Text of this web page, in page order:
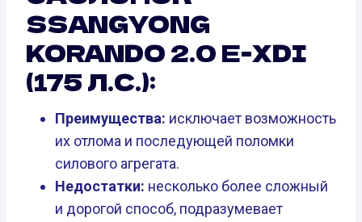
SSANGYONG
KORANDO 2.0 E-XDI
(175 Л.С.):
Преимущества: исключает возможность
их отлома и последующей поломки
силового агрегата.
Недостатки: несколько более сложный
и дорогой способ, подразумевает